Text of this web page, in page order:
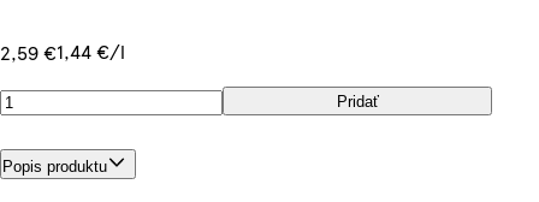
2,59 €1,44 €/l
Pridať
Popis produktu